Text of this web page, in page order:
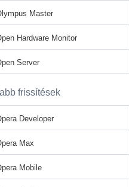
Master
Hardware Monitor
Server
frissítések
Developer
Max
Mobile